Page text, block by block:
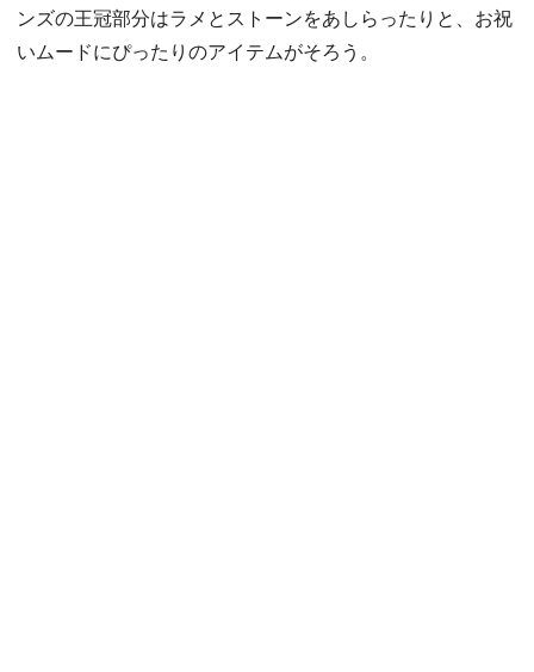
ンズの王冠部分はラメとストーンをあしらったりと、お祝
いムードにぴったりのアイテムがそろう。